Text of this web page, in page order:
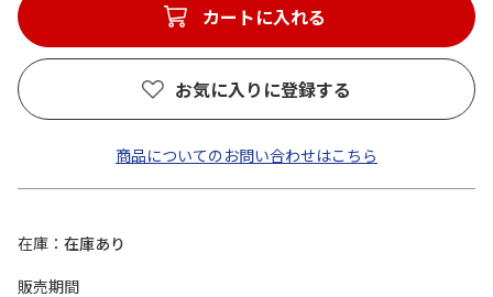
カートに入れる
お気に入りに登録する
商品についてのお問い合わせはこちら
在庫
在庫あり
販売期間